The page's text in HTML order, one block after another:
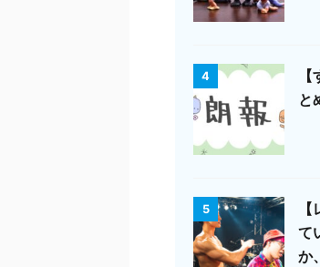
4
と
5
て
か